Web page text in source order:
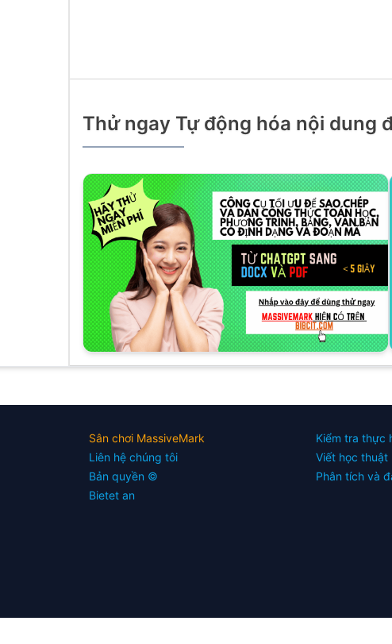
Thử ngay Tự động hóa nội dung
Sân chơi MassiveMark
Liên hệ chúng tôi
Bản quyền ©
Bietet an
Kiểm tra thực
Viết học thuật
Phân tích và